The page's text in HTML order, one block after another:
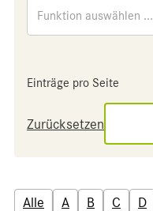
Funktion auswählen ...
Einträge pro Seite
Zurücksetzen
Alle A B C D